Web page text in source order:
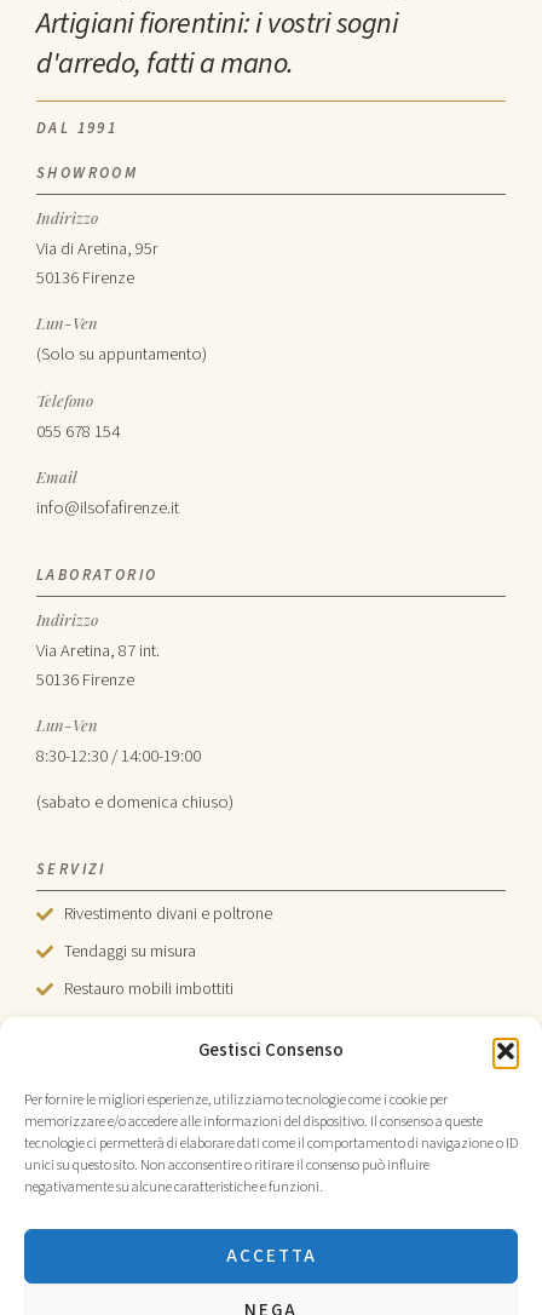
Gestisci Consenso
Per fornire le migliori esperienze, utilizziamo tecnologie come i cookie per
memorizzare e/o accedere alle informazioni del dispositivo. Il consenso a queste
tecnologie ci permetterà di elaborare dati come il comportamento di navigazione o ID
unici su questo sito. Non acconsentire o ritirare il consenso può influire
negativamente su alcune caratteristiche e funzioni.
ACCETTA
Artigiani fiorentini: i vostri sogni
d'arredo, fatti a mano.
DAL 1991
SHOWROOM
Indirizzo
Via di Aretina, 95r
50136 Firenze
Lun-Ven
(Solo su appuntamento)
Telefono
055 678 154
Email
info@ilsofafirenze.it
LABORATORIO
Indirizzo
Via Aretina, 87 int.
50136 Firenze
Lun-Ven
8:30-12:30 / 14:00-19:00
(sabato e domenica chiuso)
SERVIZI
Rivestimento divani e poltrone
Tendaggi su misura
Restauro mobili imbottiti
© 2026 TAPPEZZERIA IL SOFÀ SNC · P.IVA